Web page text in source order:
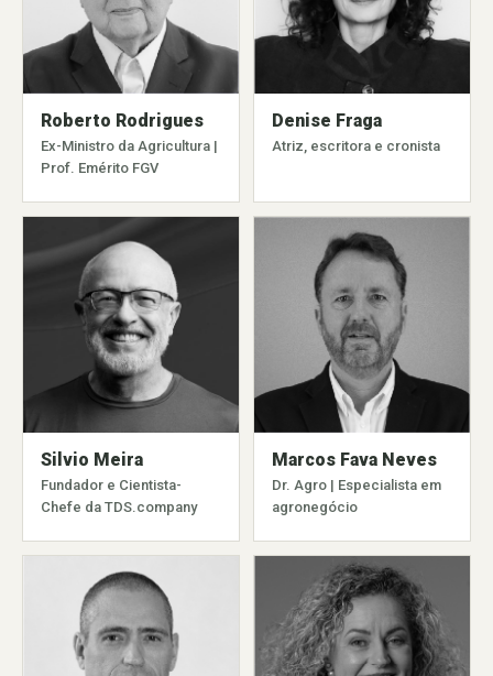
Roberto Rodrigues
Ex-Ministro da Agricultura |
Prof. Emérito FGV
Denise Fraga
Atriz, escritora e cronista
Silvio Meira
Fundador e Cientista-
Chefe da TDS.company
Marcos Fava Neves
Dr. Agro | Especialista em
agronegócio